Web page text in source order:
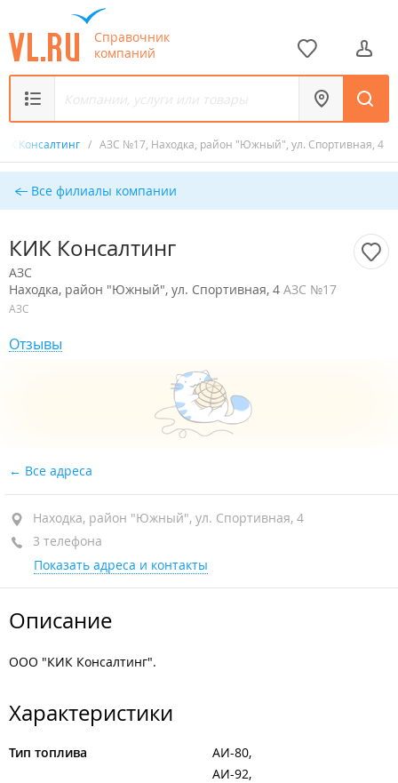
Справочник
компаний
Консалтинг / АЗС №17, Находка, район "Южный", ул. Спортивная, 4
Все филиалы компании
КИК Консалтинг
АЗС
Находка, район "Южный", ул. Спортивная, 4 АЗС №17
АЗС
Отзывы
Все адреса
Находка, район "Южный", ул. Спортивная, 4
3 телефона
Показать адреса и контакты
Описание
ООО "КИК Консалтинг".
Характеристики
Тип топлива
АИ-80
АИ-92